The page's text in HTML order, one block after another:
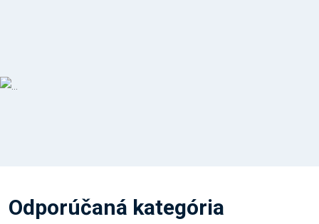
Odporúčaná kategória